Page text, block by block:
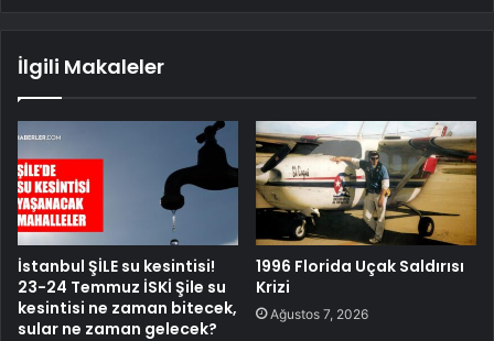
İlgili Makaleler
İstanbul ŞİLE su kesintisi!
23-24 Temmuz İSKİ Şile su
kesintisi ne zaman bitecek,
sular ne zaman gelecek?
1996 Florida Uçak Saldırısı
Krizi
Ağustos 7, 2026